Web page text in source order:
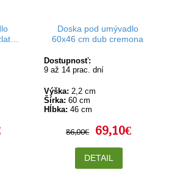
Doska pod umývadlo
60x46 cm dub cremona
Dostupnosť:
9 až 14 prac. dní
Výška: 2,2 cm
Šírka: 60 cm
Hĺbka: 46 cm
86,00€ 69,10€
DETAIL